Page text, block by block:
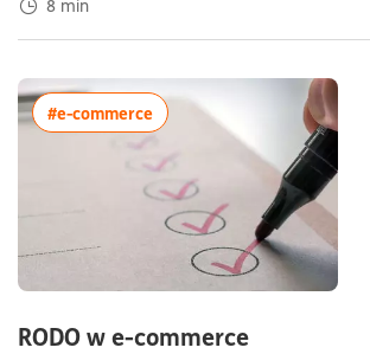
Podatki(152)
Księgowość(51)
(41)
Logistyka (5)
Założenie firmy
Outsourcing(3)
Prowadzenie firmy(209)
8 min
RODO w e-commerceczas
#e-commercewięcej artykułów z